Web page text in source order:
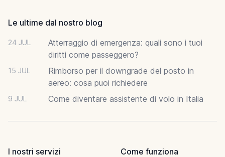
Le ultime dal nostro blog
24 JUL
Atterraggio di emergenza: quali sono i tuoi
diritti come passeggero?
15 JUL
Rimborso per il downgrade del posto in
aereo: cosa puoi richiedere
9 JUL Come diventare assistente di volo in Italia
I nostri servizi
Come funziona